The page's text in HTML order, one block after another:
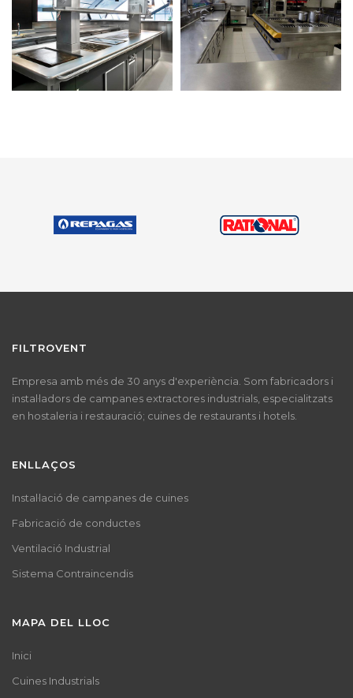
FILTROVENT
Empresa amb més de 30 anys d'experiència. Som fabricadors i
instal·ladors de campanes extractores industrials, especialitzats
en hostaleria i restauració; cuines de restaurants i hotels.
ENLLAÇOS
Instal·lació de campanes de cuines
Fabricació de conductes
Ventilació Industrial
Sistema Contraincendis
MAPA DEL LLOC
Inici
Cuines Industrials